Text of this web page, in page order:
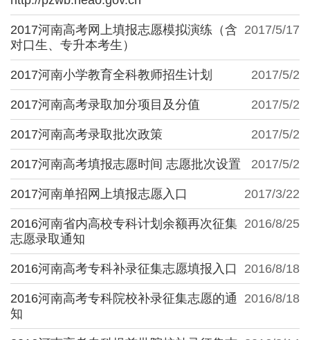
2017/5/17
2017河南高考网上填报志愿模拟演练（含
对口生、专升本考生）
2017/5/2
2017河南小学教育全科教师招生计划
2017/5/2
2017河南高考录取加分项目及分值
2017/5/2
2017河南高考录取批次政策
2017/5/2
2017河南高考填报志愿时间 志愿批次设置
2017/3/22
2017河南单招网上填报志愿入口
2016/8/25
2016河南省内高校专科计划余额再次征集
志愿录取通知
2016/8/18
2016河南高考专科补录征集志愿填报入口
2016/8/18
2016河南高考专科院校补录征集志愿的通
知